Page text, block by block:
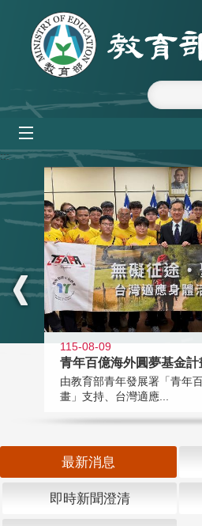
跳到主要內容區塊
:::
115-08-09
青年百億海外圓夢基金
由教育部青年發展署「青年
畫」支持、台灣適應...
最新消息
即時新聞澄清